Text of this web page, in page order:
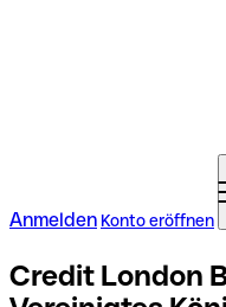
Anmelden Konto eröffnen
Credit London